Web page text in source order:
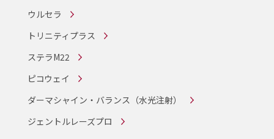
ウルセラ
トリニティプラス
ステラM22
ピコウェイ
ダーマシャイン・バランス （水光注射）
ジェントルレーズプロ